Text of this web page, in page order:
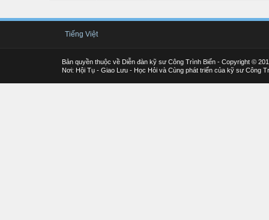
Tiếng Việt
Bản quyền thuộc về Diễn đàn kỹ sư Công Trình Biển - Copyright ©
Nơi: Hội Tụ - Giao Lưu - Học Hỏi và Cùng phát triển của kỹ sư Công